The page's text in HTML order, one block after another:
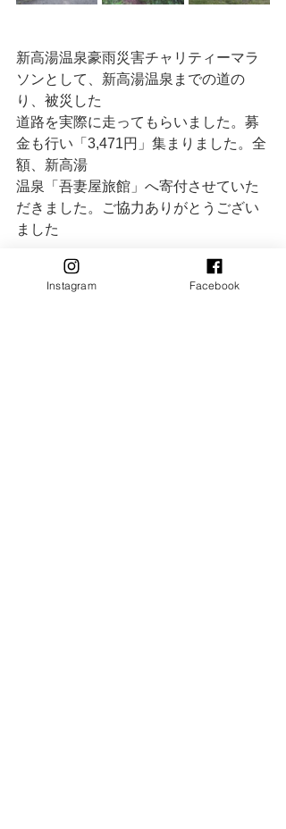
新高湯温泉豪雨災害チャリティーマラ
ソンとして、新高湯温泉までの道の
り、被災した
道路を実際に走ってもらいました。募
金も行い「3,471円」集まりました。全
額、新高湯
温泉「吾妻屋旅館」へ寄付させていた
だきました。ご協力ありがとうござい
ました
Instagram Facebook